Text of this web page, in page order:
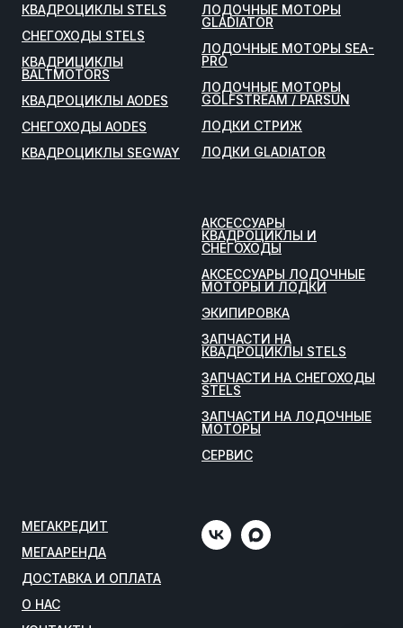
КВАДРОЦИКЛЫ STELS
СНЕГОХОДЫ STELS
КВАДРИЦИКЛЫ
BALTMOTORS
КВАДРОЦИКЛЫ AODES
СНЕГОХОДЫ AODES
КВАДРОЦИКЛЫ SEGWAY
ЛОДОЧНЫЕ МОТОРЫ
GLADIATOR
ЛОДОЧНЫЕ МОТОРЫ SEA-
PRO
ЛОДОЧНЫЕ МОТОРЫ
GOLFSTREAM / PARSUN
ЛОДКИ СТРИЖ
ЛОДКИ GLADIATOR
АКСЕССУАРЫ
КВАДРОЦИКЛЫ И
СНЕГОХОДЫ
АКСЕССУАРЫ ЛОДОЧНЫЕ
МОТОРЫ И ЛОДКИ
ЭКИПИРОВКА
ЗАПЧАСТИ НА
КВАДРОЦИКЛЫ STELS
ЗАПЧАСТИ НА СНЕГОХОДЫ
STELS
ЗАПЧАСТИ НА ЛОДОЧНЫЕ
МОТОРЫ
СЕРВИС
МЕГАКРЕДИТ
МЕГААРЕНДА
ДОСТАВКА И ОПЛАТА
О НАС